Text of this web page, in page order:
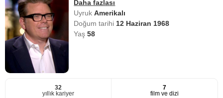
Daha fazlası
UyrukAmerikalı
Doğum tarihi 12 Haziran 1968
Yaş58
32
yıllık kariyer
7
film ve dizi